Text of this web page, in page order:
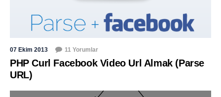
07 Ekim 2013 11 Yorumlar
PHP Curl Facebook Video Url Almak (Parse
URL)